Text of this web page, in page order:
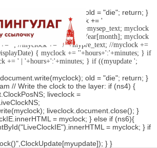
old = "die"; return; }
{ myclock = ''; myclock += '
+= ' '; //myclock += ' '+mysep_text; myclock
'+mday+mn+' '+MonthsOfYear[month]; myclock
'
'; //myclock += ' / '+mypre_text; //myclock +=
{ myclock += ''+hours+':'+minutes; } if
+= ' | '+hours+':'+minutes; } if ((myupdate ';
old = "die"; return; }
// Write the clock to the layer: if (ns4) {
liveclock =
liveclock.document.close(); }
= myclock; } else if (ns6){
= myclock; } if
} }